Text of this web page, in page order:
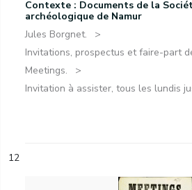
Contexte : Documents de la
archéologique de Namur
Jules Borgnet.
Invitations, prospectus et faire-part
Meetings.
Invitation à assister, tous les lundis
12